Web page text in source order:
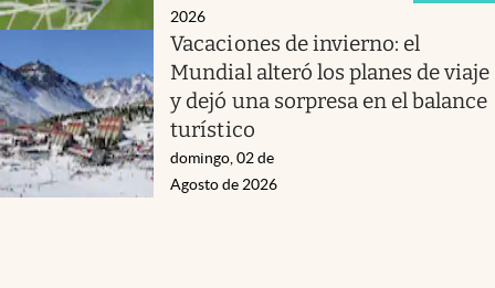
2026
Vacaciones de invierno: el
Mundial alteró los planes de viaje
y dejó una sorpresa en el balance
turístico
domingo, 02 de
Agosto de 2026